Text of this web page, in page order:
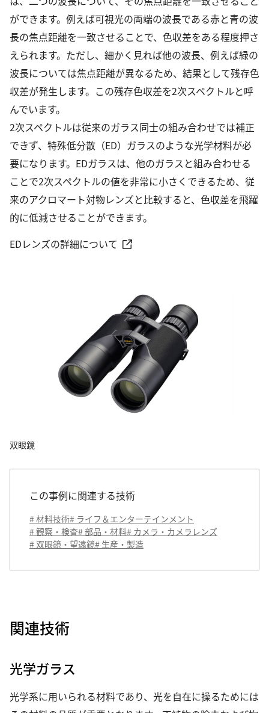
ができます。例えば可視光の両端の波長である赤と青の波
長の焦点距離を一致させることで、色収差をある程度押さ
えられます。ただし、細かく見れば他の波長、例えば緑の
波長については焦点距離が異なるため、結果として残存色
収差が発生します。この残存色収差を2次スペクトルと呼
んでいます。
2次スペクトルは従来のガラス同士の組み合わせでは補正
できず、特殊低分散（ED）ガラスのような光学材料が必
要になります。EDガラスは、他のガラスと組み合わせる
ことで2次スペクトルの値を非常に小さくできるため、従
来のアクロマート対物レンズと比較すると、色収差を飛躍
的に低減させることができます。
EDレンズの詳細について
双眼鏡
この事例に関連する技術
# 材料技術# ライフ＆エンターテインメント
# 観察・検査# 部品・材料# カメラ・カメラレンズ
# 双眼鏡・望遠鏡# 生産・製造
関連技術
光学ガラス
光学系に用いられる材料であり、光を自在に操るためには